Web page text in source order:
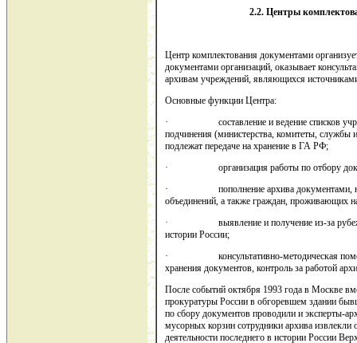
2.2. Центры
Центр комплектования документами
документами организаций, оказывает
архивам учреждений, являющихся
Основные функции Центра:
· составление и ведение списков
подчинения (министерства, комитеты,
подлежат передаче на хранение в ГА РФ;
· организация работы по отбору
· пополнение архива документами,
объединений, а также граждан, проживающих
· выявление и получение из-за рубежа
истории России;
· консультативно-методическая помощь
хранения документов, контроль за работой
После событий октября 1993 года в Москве
прокуратуры России в обгоревшем здании
по сбору документов проводили и эксперты-
мусорных корзин сотрудники архива
деятельности последнего в истории России